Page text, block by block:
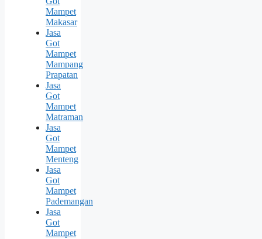
Mampet
Makasar
Jasa
Got
Mampet
Mampang
Prapatan
Jasa
Got
Mampet
Matraman
Jasa
Got
Mampet
Menteng
Jasa
Got
Mampet
Pademangan
Jasa
Got
Mampet